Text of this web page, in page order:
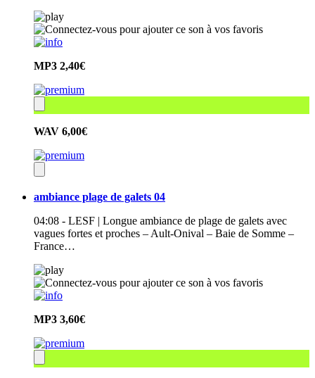
MP3 2,40€
WAV 6,00€
ambiance plage de galets 04
04:08 - LESF | Longue ambiance de plage de galets avec
vagues fortes et proches – Ault-Onival – Baie de Somme –
France…
MP3 3,60€